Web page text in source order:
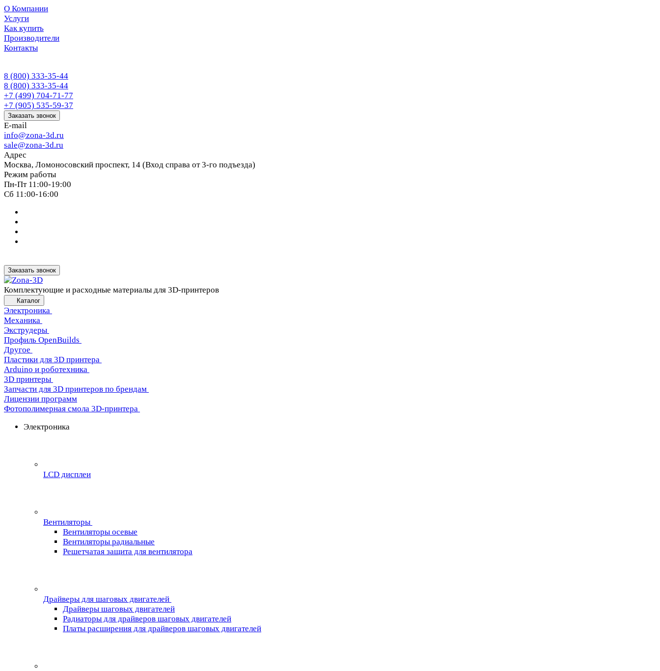
О Компании
Услуги
Как купить
Производители
Контакты
8 (800) 333-35-44
8 (800) 333-35-44
+7 (499) 704-71-77
+7 (905) 535-59-37
Заказать звонок
E-mail
info@zona-3d.ru
sale@zona-3d.ru
Адрес
Москва, Ломоносовский проспект, 14 (Вход справа от 3-го подъезда)
Режим работы
Пн-Пт 11:00-19:00
Сб 11:00-16:00
Заказать звонок
Комплектующие и расходные материалы для 3D-принтеров
Каталог
Электроника
Механика
Экструдеры
Профиль OpenBuilds
Другое
Пластики для 3D принтера
Arduino и роботехника
3D принтеры
Запчасти для 3D принтеров по брендам
Лицензии программ
Фотополимерная смола 3D-принтера
Электроника
LCD дисплеи
Вентиляторы
Вентиляторы осевые
Вентиляторы радиальные
Решетчатая защита для вентилятора
Драйверы для шаговых двигателей
Драйверы шаговых двигателей
Радиаторы для драйверов шаговых двигателей
Платы расширения для драйверов шаговых двигателей